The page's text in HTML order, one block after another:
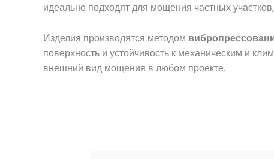
идеально подходят для мощения частных
Изделия производятся методом
поверхность и устойчивость к механическим и
внешний вид мощения в любом проекте.